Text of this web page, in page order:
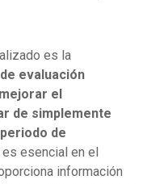
es la
evaluación
el
de simplemente
de
esencial en el
información